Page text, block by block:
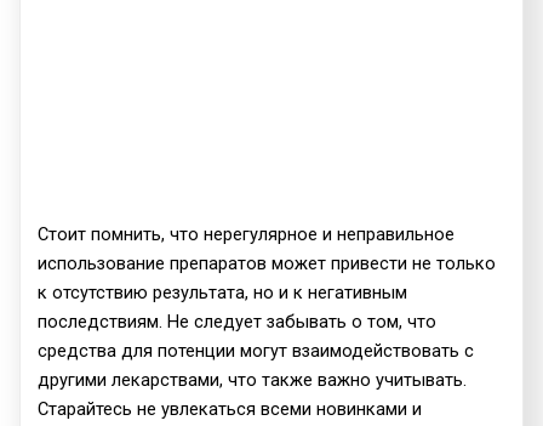
Стоит помнить, что нерегулярное и неправильное
использование препаратов может привести не только
к отсутствию результата, но и к негативным
последствиям. Не следует забывать о том, что
средства для потенции могут взаимодействовать с
другими лекарствами, что также важно учитывать.
Старайтесь не увлекаться всеми новинками и